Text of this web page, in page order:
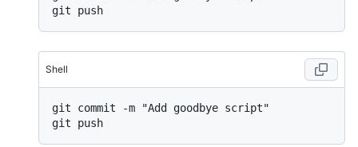
Shell
git commit -m "Add goodbye script"